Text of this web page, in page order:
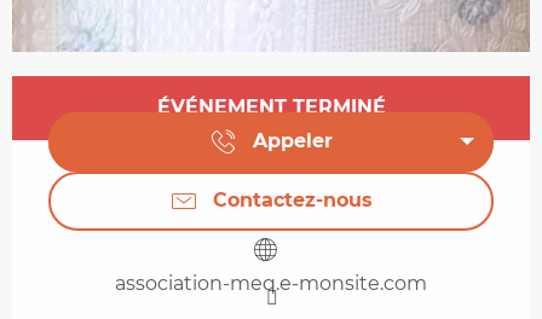
Ouverture et coordonnées
ÉVÉNEMENT TERMINÉ
Appeler
Contactez-nous
association-meq.e-monsite.com